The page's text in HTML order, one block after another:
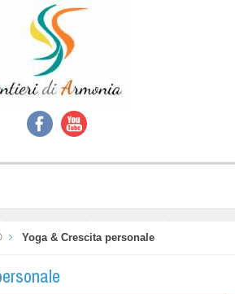
Yoga & Crescita personale